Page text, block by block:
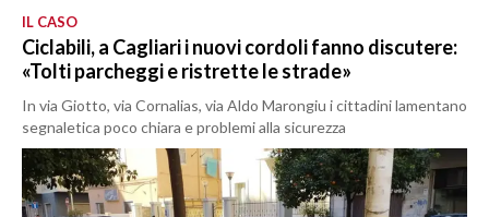
IL CASO
Ciclabili, a Cagliari i nuovi cordoli fanno discutere:
«Tolti parcheggi e ristrette le strade»
In via Giotto, via Cornalias, via Aldo Marongiu i cittadini lamentano
segnaletica poco chiara e problemi alla sicurezza